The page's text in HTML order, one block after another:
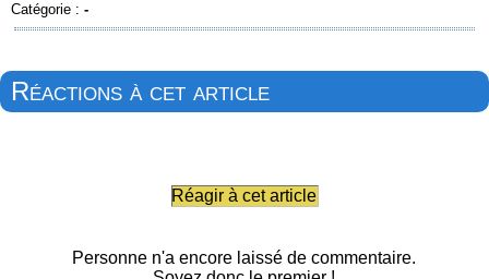
Catégorie : -
Réactions à cet article
Réagir à cet article
Personne n'a encore laissé de commentaire.